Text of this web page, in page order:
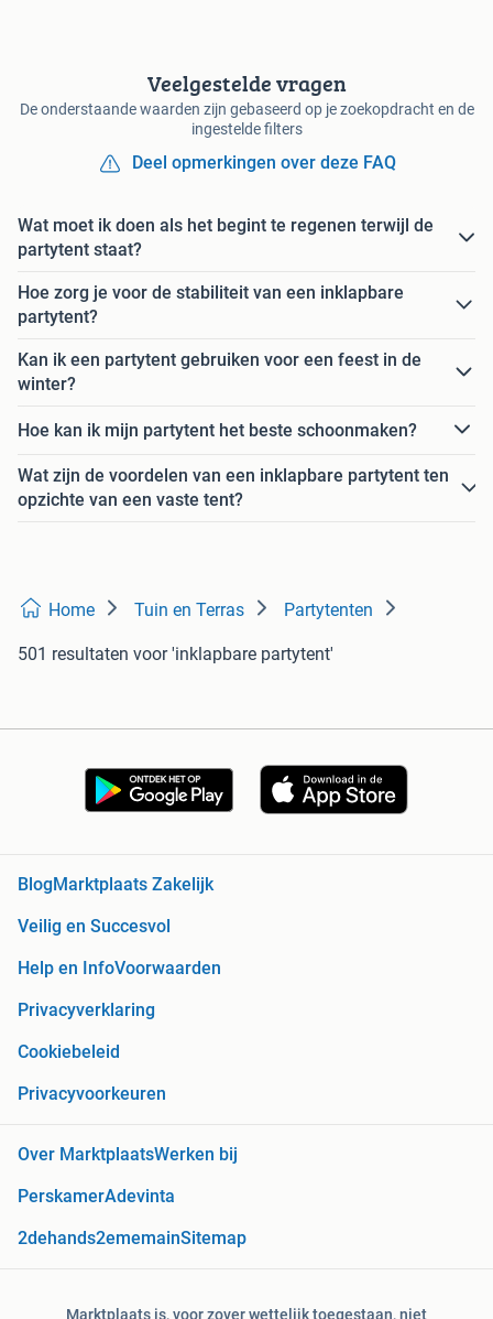
Veelgestelde vragen
De onderstaande waarden zijn gebaseerd op je zoekopdracht en de
ingestelde filters
Deel opmerkingen over deze FAQ
Wat moet ik doen als het begint te regenen terwijl de
partytent staat?
Hoe zorg je voor de stabiliteit van een inklapbare
partytent?
Kan ik een partytent gebruiken voor een feest in de
winter?
Hoe kan ik mijn partytent het beste schoonmaken?
Wat zijn de voordelen van een inklapbare partytent ten
opzichte van een vaste tent?
Home Tuin en Terras Partytenten
501 resultaten voor 'inklapbare partytent'
Blog Marktplaats Zakelijk
Veilig en Succesvol
Help en InfoVoorwaarden
Privacyverklaring
Cookiebeleid
Privacyvoorkeuren
Over MarktplaatsWerken bij
PerskamerAdevinta
2dehands2ememainSitemap
Marktplaats is, voor zover wettelijk toegestaan, niet